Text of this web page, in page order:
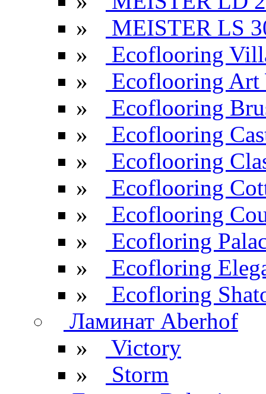
»
MEISTER LS
»
Ecoflooring
»
Ecoflooring Art
»
Ecoflooring
»
Ecoflooring
»
Ecoflooring
»
Ecoflooring
»
Ecoflooring
»
Ecofloring
»
Ecofloring
»
Ecofloring
Ламинат Aberhof
»
Victory
»
Storm